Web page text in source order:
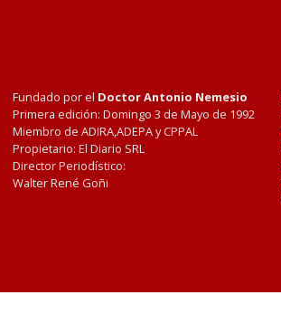
Fundado por el Doctor Antonio Nemesio
Primera edición: Domingo 3 de Mayo de 1992
Miembro de ADIRA,ADEPA y CPPAL
Propietario: El Diario SRL
Director Periodístico:
Walter René Goñi